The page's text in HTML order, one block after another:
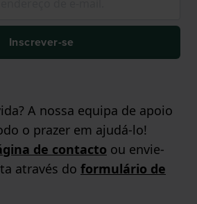
Inscrever-se
A nossa equipa de apoio
o prazer em ajudá-lo!
de contacto ou envie-
através do formulário de